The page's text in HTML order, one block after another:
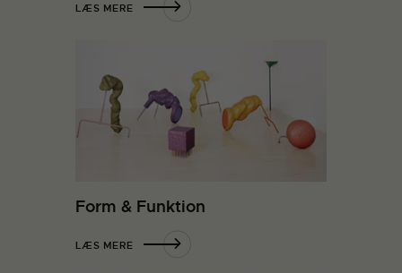
LÆS MERE
Form & Funktion
LÆS MERE